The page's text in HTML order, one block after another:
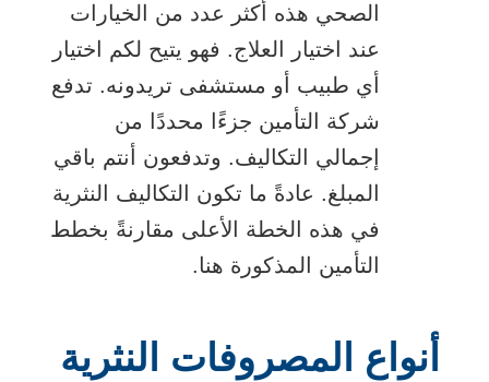
الصحي هذه أكثر عدد من الخيارات
عند اختيار العلاج. فهو يتيح لكم اختيار
أي طبيب أو مستشفى تريدونه. تدفع
شركة التأمين جزءًا محددًا من
إجمالي التكاليف. وتدفعون أنتم باقي
المبلغ. عادةً ما تكون التكاليف النثرية
في هذه الخطة الأعلى مقارنةً بخطط
التأمين المذكورة هنا.
أنواع المصروفات النثرية